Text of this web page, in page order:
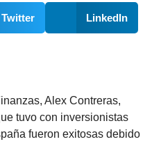
Twitter LinkedIn
Alex Contreras,
tuvo con inversionistas
fueron exitosas debido